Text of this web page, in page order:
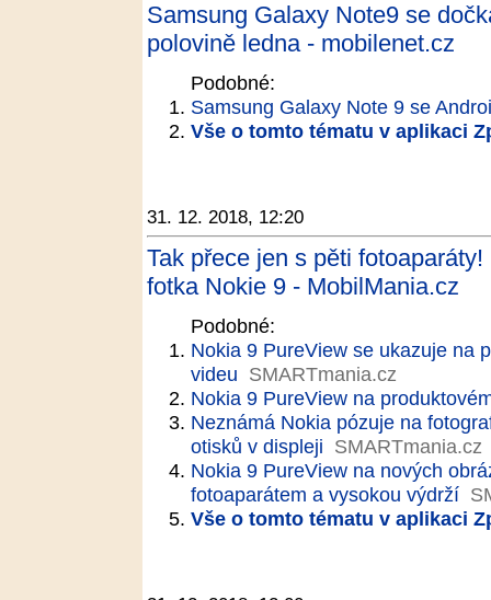
Samsung Galaxy Note9 se
polovině ledna - mobilenet.cz
Podobné:
Samsung Galaxy Note 9 se
Vše o tomto tématu v aplikaci
31. 12. 2018, 12:20
Tak přece jen s pěti
fotka Nokie 9 - MobilMania.cz
Podobné:
Nokia 9 PureView se ukazuje na
videu SMARTmania.cz
Nokia 9 PureView na
Neznámá Nokia pózuje na
otisků v displeji SMARTmania.cz
Nokia 9 PureView na nových
fotoaparátem a vysokou výdrží
Vše o tomto tématu v aplikaci